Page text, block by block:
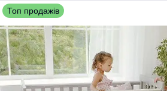
Топ продажів